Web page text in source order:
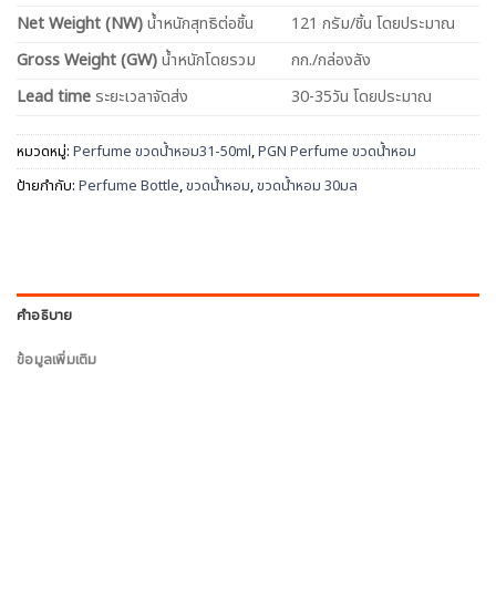
NetWeight (NW)น้ำหนักสุทธิต่อชิ้น
121 กรัม/ชิ้น โดยประมาณ
Gross Weight (GW)น้ำหนักโดยรวม
กก./กล่องลัง
Lead time ระยะเวลาจัดส่ง 30-35วัน โดยประมาณ
หมวดหมู่: Perfume ขวดน้ำหอม31-50ml,PGN Perfume ขวดน้ำหอม
ป้ายกำกับ: Perfume Bottle,ขวดน้ำหอม,ขวดน้ำหอม 30มล
คำอธิบาย
ข้อมูลเพิ่มเติม